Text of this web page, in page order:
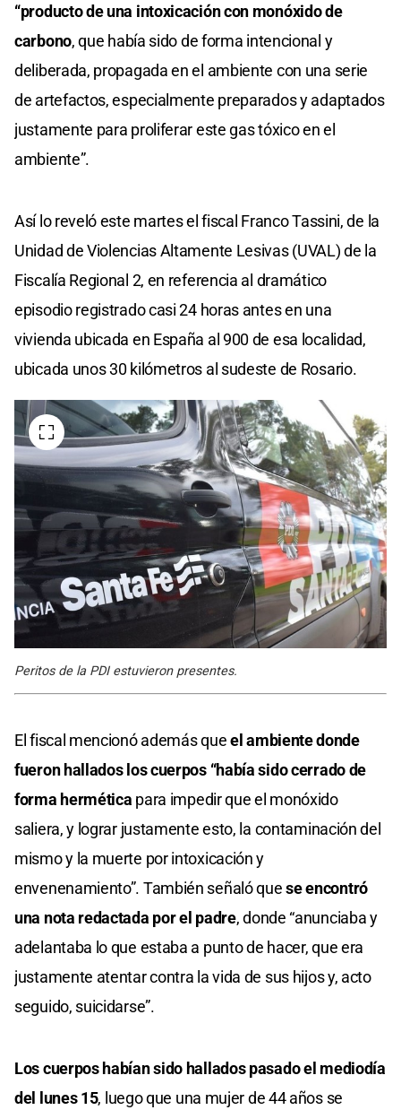
“producto de una intoxicación con monóxido de
carbono, que había sido de forma intencional y
deliberada, propagada en el ambiente con una serie
de artefactos, especialmente preparados y adaptados
justamente para proliferar este gas tóxico en el
ambiente”.
Así lo reveló este martes el fiscal Franco Tassini, de la
Unidad de Violencias Altamente Lesivas (UVAL) de la
Fiscalía Regional 2, en referencia al dramático
episodio registrado casi 24 horas antes en una
vivienda ubicada en España al 900 de esa localidad,
ubicada unos 30 kilómetros al sudeste de Rosario.
Peritos de la PDI estuvieron presentes.
El fiscal mencionó además queel ambiente donde
fueron hallados los cuerpos “había sido cerrado de
forma hermética para impedir que el monóxido
saliera, y lograr justamente esto, la contaminación del
mismo y la muerte por intoxicación y
envenenamiento”. También señaló quese encontró
una nota redactada por el padre, donde “anunciaba y
adelantaba lo que estaba a punto de hacer, que era
justamente atentar contra la vida de sus hijos y, acto
seguido, suicidarse”.
Los cuerpos habían sido hallados pasado el mediodía
del lunes 15, luego que una mujer de 44 años se